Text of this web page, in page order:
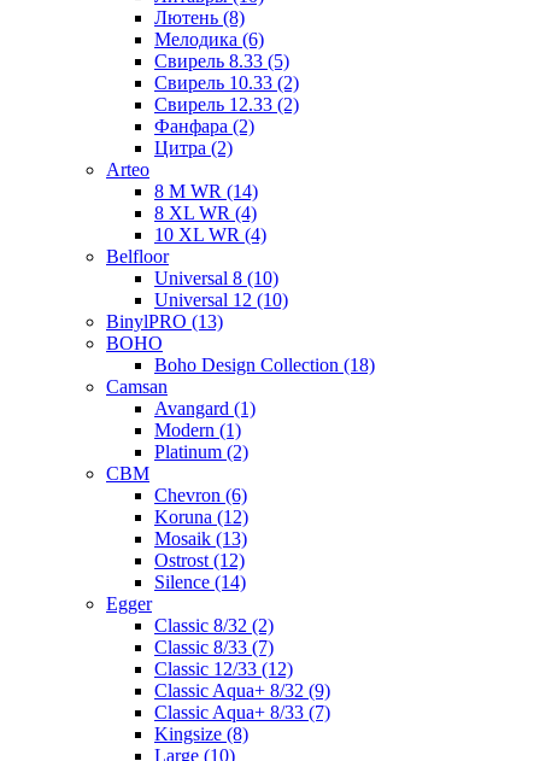
Лютень (8)
Мелодика (6)
Свирель 8.33 (5)
Свирель 10.33 (2)
Свирель 12.33 (2)
Фанфара (2)
Цитра (2)
Arteo
8 M WR (14)
8 XL WR (4)
10 XL WR (4)
Belfloor
Universal 8 (10)
Universal 12 (10)
BinylPRO (13)
BOHO
Boho Design Collection (18)
Camsan
Avangard (1)
Modern (1)
Platinum (2)
CBM
Chevron (6)
Koruna (12)
Mosaik (13)
Ostrost (12)
Silence (14)
Egger
Classic 8/32 (2)
Classic 8/33 (7)
Classic 12/33 (12)
Classic Aqua+ 8/32 (9)
Classic Aqua+ 8/33 (7)
Kingsize (8)
Large (10)